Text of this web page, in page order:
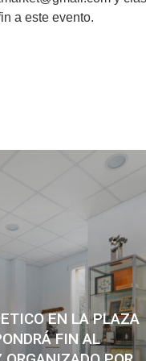
a este evento.
EN LA PLAZA
FIN AL